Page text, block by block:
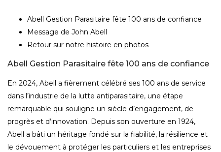
Abell Gestion Parasitaire fête 100 ans de confiance
Message de John Abell
Retour sur notre histoire en photos
Abell Gestion Parasitaire fête 100 ans de confiance
En 2024, Abell a fièrement célébré ses 100 ans de service
dans l’industrie de la lutte antiparasitaire, une étape
remarquable qui souligne un siècle d’engagement, de
progrès et d’innovation. Depuis son ouverture en 1924,
Abell a bâti un héritage fondé sur la fiabilité, la résilience et
le dévouement à protéger les particuliers et les entreprises